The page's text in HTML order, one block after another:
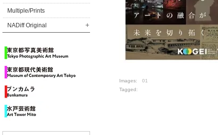
Multiple/Prints
NADiff Original
Images: 01
Tagged: